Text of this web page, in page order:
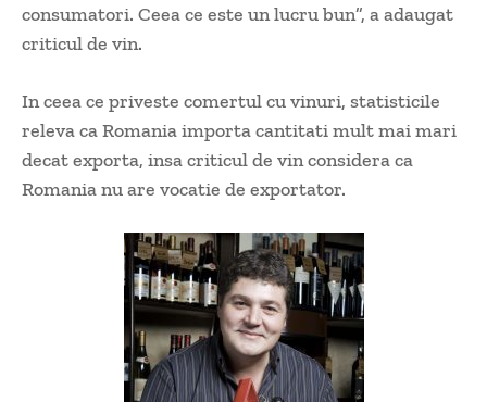
consumatori. Ceea ce este un lucru bun”, a adaugat
criticul de vin.
In ceea ce priveste comertul cu vinuri, statisticile
releva ca Romania importa cantitati mult mai mari
decat exporta, insa criticul de vin considera ca
Romania nu are vocatie de exportator.